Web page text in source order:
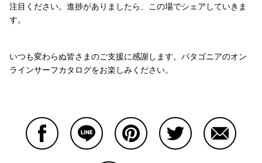
注目ください。進捗がありましたら、この場でシェアしていきま
す。
いつも変わらぬ皆さまのご支援に感謝します。パタゴニアのオン
ラインサーフカタログをお楽しみください。